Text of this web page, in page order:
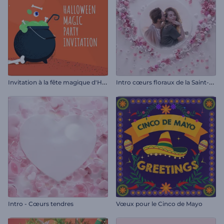
I
nvitation à la fête magique d'Halloween I
ntro cœurs floraux de la Saint-Valentin
Intro - Cœurs tendres Vœux pour le Cinco de Mayo